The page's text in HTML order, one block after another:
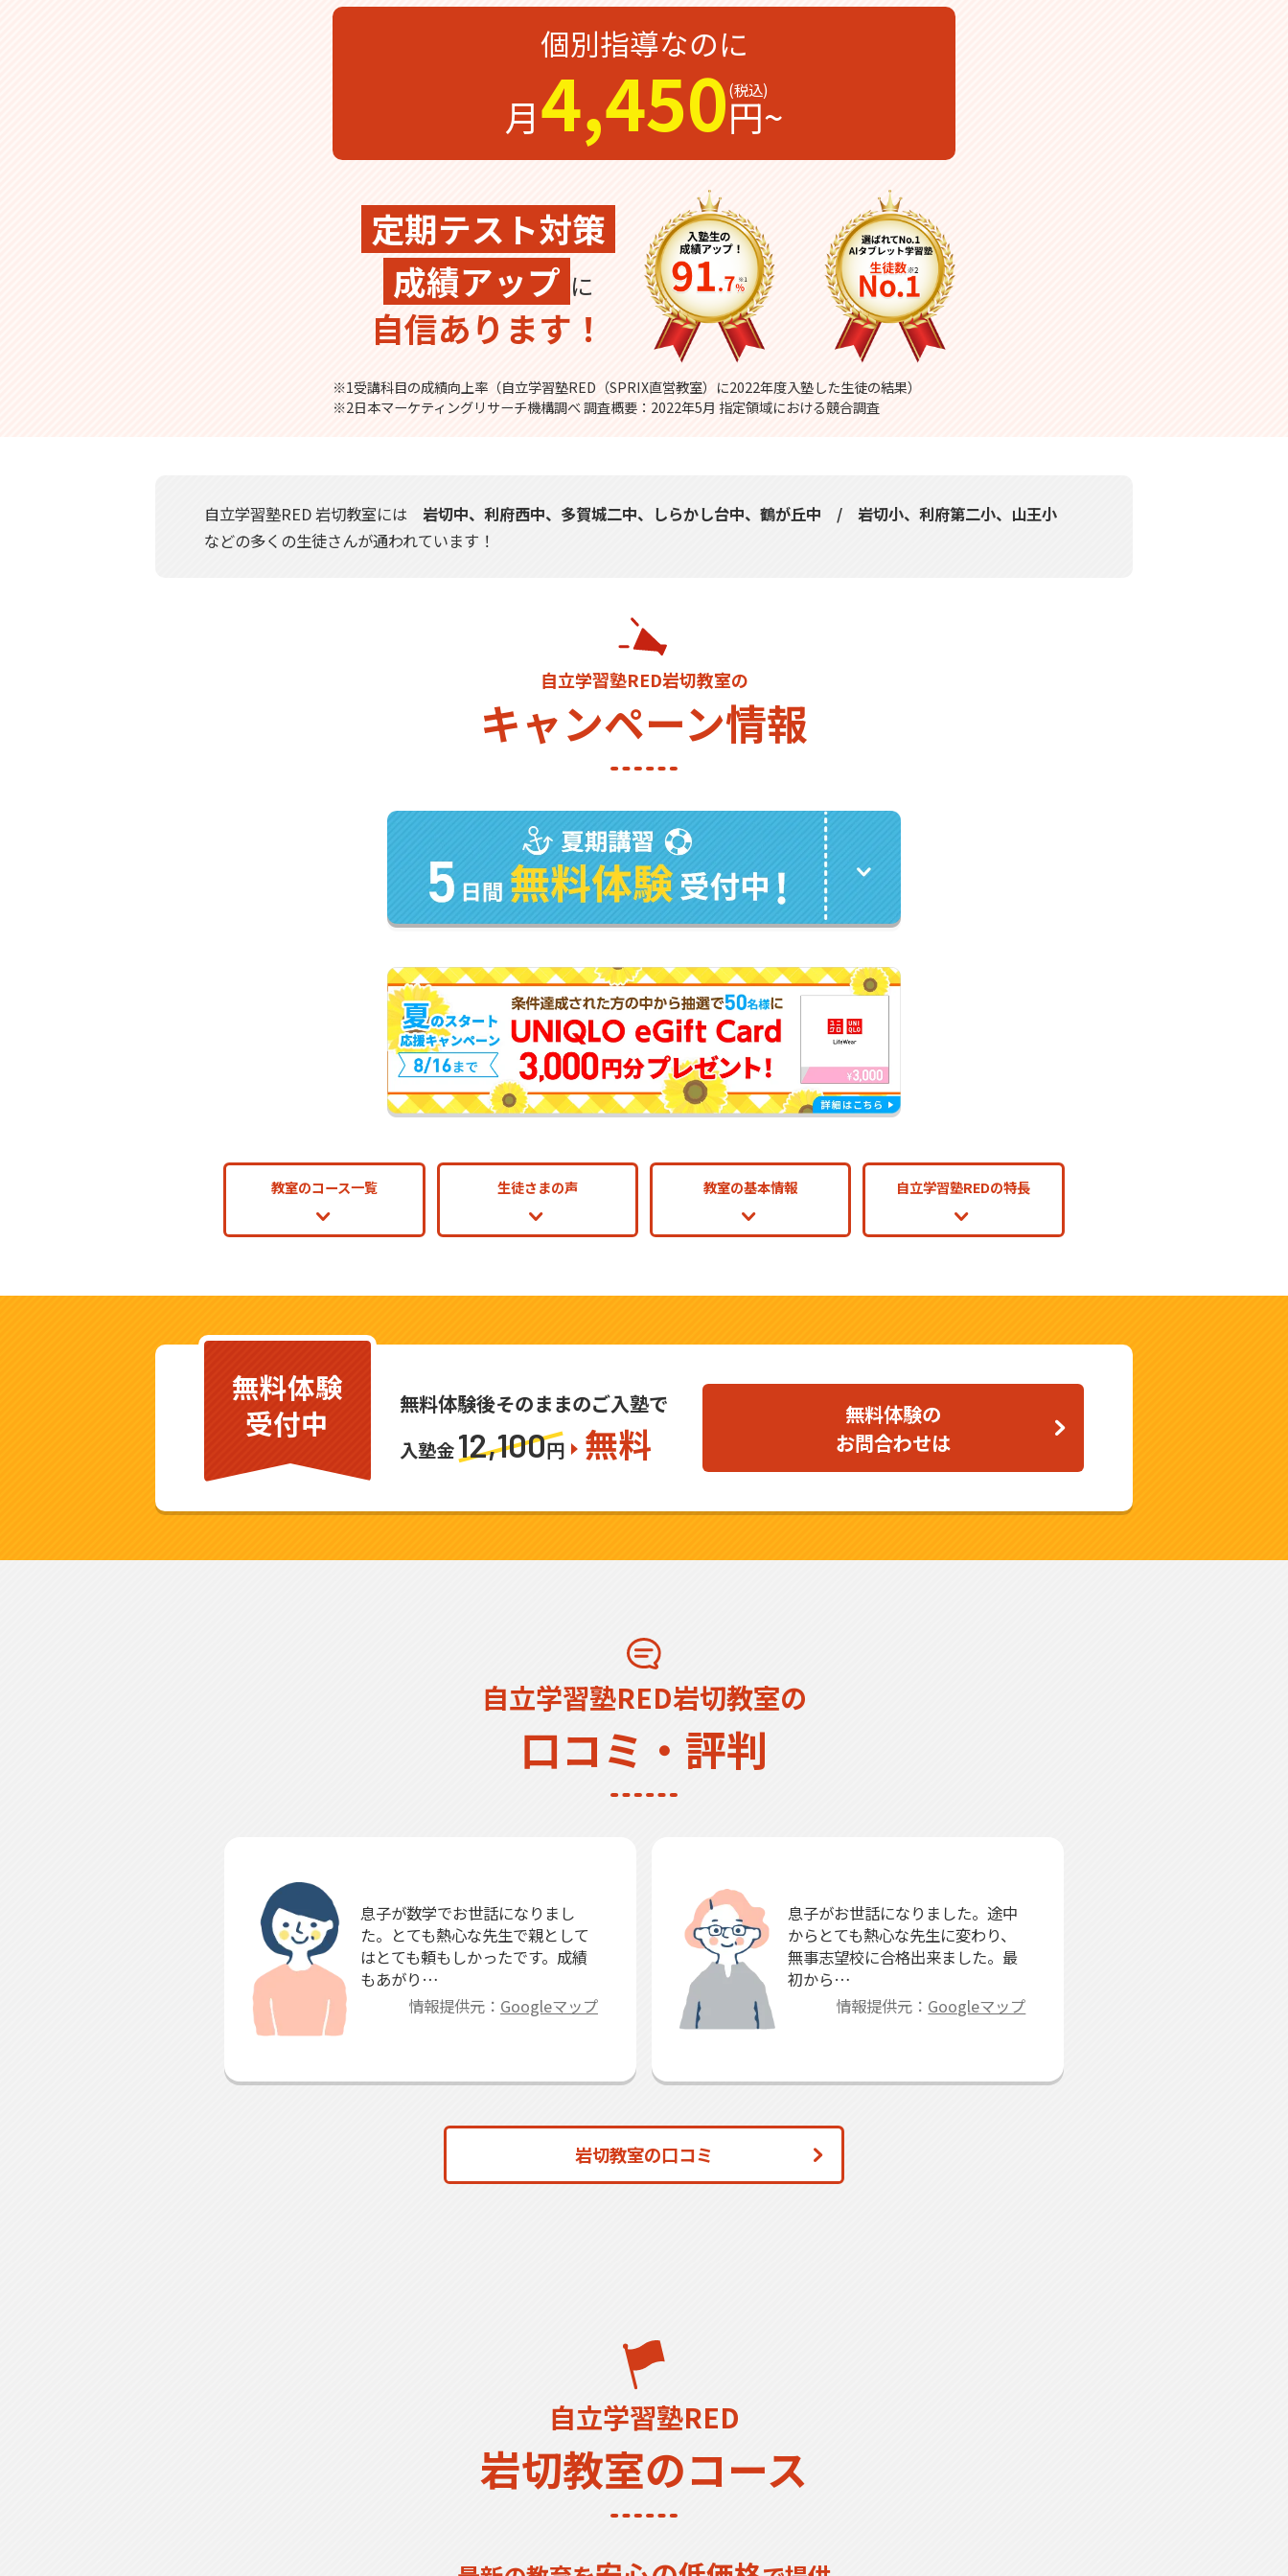
個別指導なのに
月4,450円~
定期テスト対策
成績アップ に
自信あります！
※1受講科目の成績向上率（自立学習塾RED（SPRIX直営教室）に2022年度入塾した生徒の結果）
※2日本マーケティングリサーチ機構調べ 調査概要：2022年5月 指定領域における競合調査
自立学習塾RED 岩切教室には 岩切中、利府西中、多賀城二中、しらかし台中、鶴が丘中 / 岩切小、利府第二小、山王小
などの多くの生徒さんが通われています！
自立学習塾RED岩切教室の
キャンペーン情報
教室のコース一覧 生徒さまの声 教室の基本情報 自立学習塾REDの特長
無料体験
受付中
無料体験後そのままのご入塾で
入塾金12,100円 無料
無料体験の
お問合わせは
自立学習塾RED岩切教室の
口コミ・評判
息子が数学でお世話になりまし
た。とても熱心な先生で親として
はとても頼もしかったです。成績
もあがり…
情報提供元： Googleマップ
息子がお世話になりました。途中
からとても熱心な先生に変わり、
無事志望校に合格出来ました。最
初から…
情報提供元： Googleマップ
岩切教室の口コミ
自立学習塾RED
岩切教室のコース